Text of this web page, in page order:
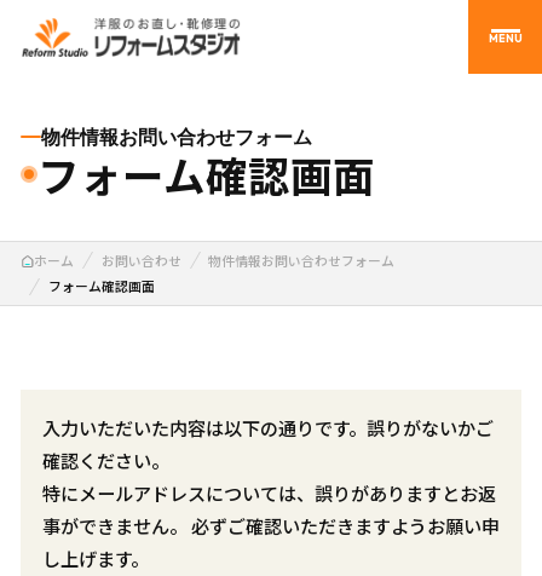
MENU
物件情報お問い合わせフォーム
フォーム確認画面
ホーム お問い合わせ
物件情報お問い合わせフォーム
フォーム確認画面
入力いただいた内容は以下の通りです。誤りがないかご
確認ください。
特にメールアドレスについては、誤りがありますとお返
事ができません。 必ずご確認いただきますようお願い申
し上げます。